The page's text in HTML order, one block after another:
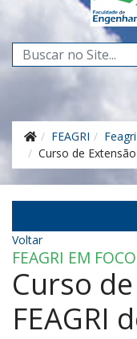
Search
...
FEAGRI
Curso de
Voltar
FEAGRI EM FOCO
Curso
FEAGRI